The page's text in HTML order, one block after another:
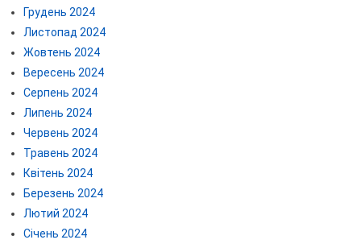
Грудень 2024
Листопад 2024
Жовтень 2024
Вересень 2024
Серпень 2024
Липень 2024
Червень 2024
Травень 2024
Квітень 2024
Березень 2024
Лютий 2024
Січень 2024